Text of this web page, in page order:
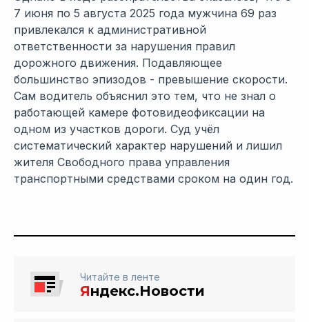
7 июня по 5 августа 2025 года мужчина 69 раз
привлекался к административной
ответственности за нарушения правил
дорожного движения. Подавляющее
большинство эпизодов - превышение скорости.
Сам водитель объяснил это тем, что не знал о
работающей камере фотовидеофиксации на
одном из участков дороги. Суд учёл
систематический характер нарушений и лишил
жителя Свободного права управления
транспортными средствами сроком на один год.
Читайте в ленте
Яндекс.Новости